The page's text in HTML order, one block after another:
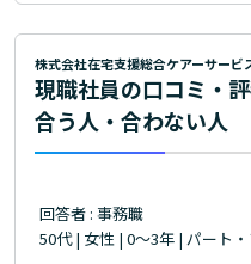
株式会社在宅支援総合ケアーサービ
現職社員の口コミ・
合う人・合わない人
回答者 : 事務職
50代 | 女性 | 0～3年 | パート